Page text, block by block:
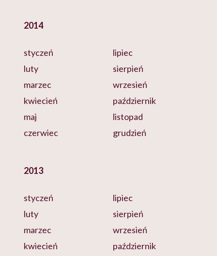
2014
styczeń
luty
marzec
kwiecień
maj
czerwiec
lipiec
sierpień
wrzesień
październik
listopad
grudzień
2013
styczeń
luty
marzec
kwiecień
lipiec
sierpień
wrzesień
październik